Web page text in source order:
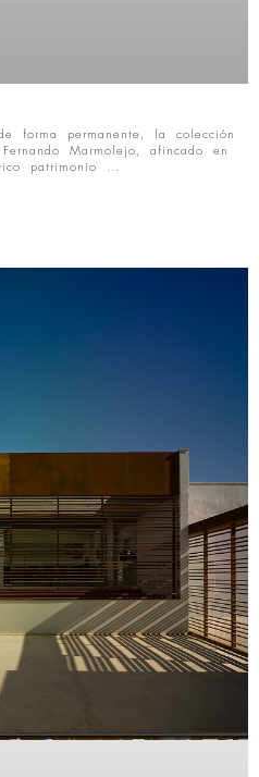
forma permanente, la colección
Marmolejo, afincado en
patrimonio